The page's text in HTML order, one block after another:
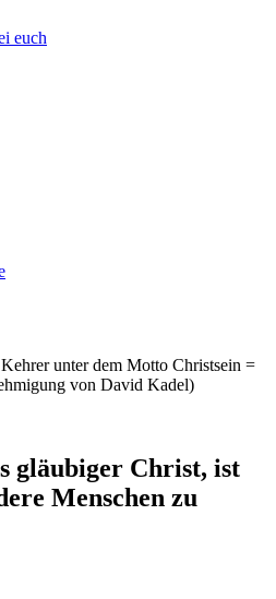
euch
unter dem Motto Christsein =
von David Kadel)
gläubiger Christ, ist
Menschen zu